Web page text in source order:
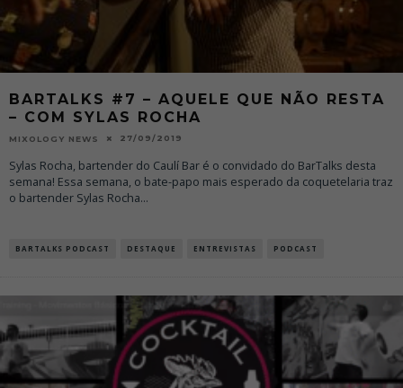
BARTALKS #7 – AQUELE QUE NÃO RESTA
– COM SYLAS ROCHA
MIXOLOGY NEWS 27/09/2019
Sylas Rocha, bartender do Caulí Bar é o convidado do BarTalks desta
semana! Essa semana, o bate-papo mais esperado da coquetelaria traz
o bartender Sylas Rocha...
BARTALKS PODCAST DESTAQUE ENTREVISTAS PODCAST